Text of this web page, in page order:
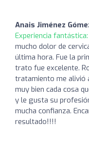
Anais Jiménez
Experiencia fantástica:
mucho dolor de
última hora. Fue la
trato fue excelente.
tratamiento me alivió
muy bien cada cosa
y le gusta su
mucha confianza.
resultado!!!!